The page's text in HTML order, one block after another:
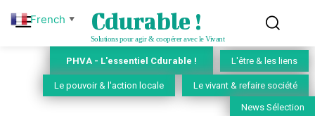
Cdurable !
Solutions pour agir & coopérer avec le Vivant
PHVA - L'essentiel Cdurable ! L'être & les liens
Le pouvoir & l'action locale Le vivant & refaire société
News Sélection
French ▼